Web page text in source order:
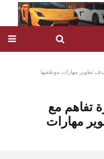
تطوير مهارات موظفيها
تفاهم مع
مهارات